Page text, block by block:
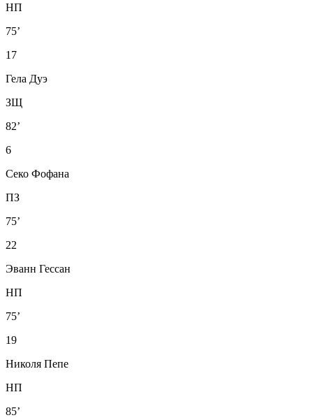
НП
75’
17
Гела Дуэ
ЗЩ
82’
6
Секо Фофана
ПЗ
75’
22
Эванн Гессан
НП
75’
19
Николя Пепе
НП
85’